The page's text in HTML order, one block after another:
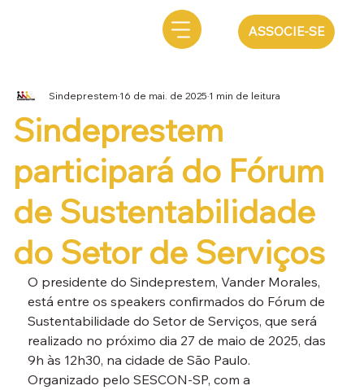
ASSOCIE-SE
Sindeprestem
participará do Fórum
de Sustentabilidade
do Setor de Serviços
Sindeprestem16 de mai. de 20251 min de leitura
O presidente do Sindeprestem, Vander Morales,
está entre os speakers confirmados do Fórum de
Sustentabilidade do Setor de Serviços, que será
realizado no próximo dia 27 de maio de 2025, das
9h às 12h30, na cidade de São Paulo.
Organizado pelo SESCON-SP, com a